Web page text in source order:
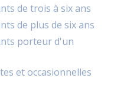
de trois à six ans
de plus de six ans
porteur d'un
et occasionnelles